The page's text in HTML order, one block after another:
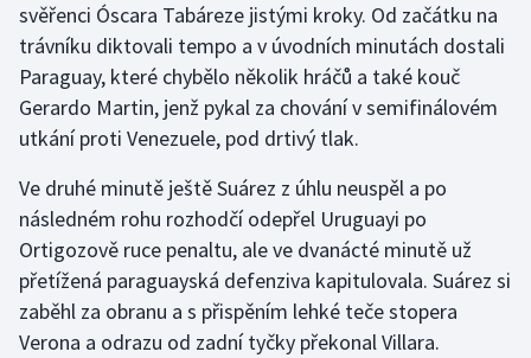
Lezení
Lyže a snowboard
Moderní pětiboj
Motorsport
Olympijské hry
Parasport
svěřenci Óscara Tabáreze jistými kroky. Od začátku na
trávníku diktovali tempo a v úvodních minutách dostali
Paraguay, které chybělo několik hráčů a také kouč
Gerardo Martin, jenž pykal za chování v semifinálovém
utkání proti Venezuele, pod drtivý tlak.
Ve druhé minutě ještě Suárez z úhlu neuspěl a po
následném rohu rozhodčí odepřel Uruguayi po
Ortigozově ruce penaltu, ale ve dvanácté minutě už
přetížená paraguayská defenziva kapitulovala. Suárez si
zaběhl za obranu a s přispěním lehké teče stopera
Verona a odrazu od zadní tyčky překonal Villara.